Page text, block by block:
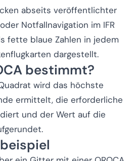
abseits veröffentlichter
Notfallnavigation im IFR
fette blaue Zahlen in jedem
dargestellt.
bestimmt?
wird das höchste
ermittelt, die erforderliche
und der Wert auf die